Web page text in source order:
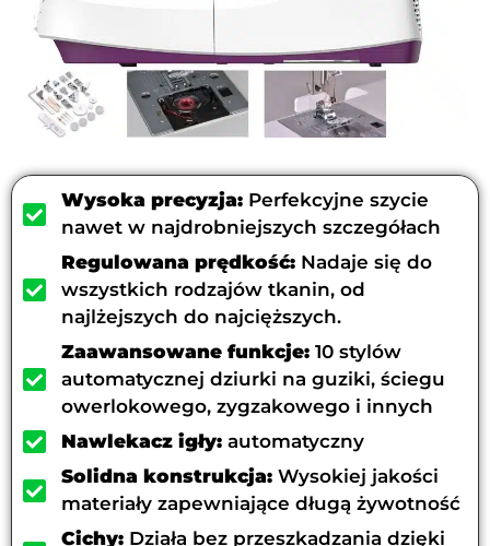
Wysoka precyzja: Perfekcyjne szycie
nawet w najdrobniejszych szczegółach
Regulowana prędkość: Nadaje się do
wszystkich rodzajów tkanin, od
najlżejszych do najcięższych.
Zaawansowane funkcje: 10 stylów
automatycznej dziurki na guziki, ściegu
owerlokowego, zygzakowego i innych
Nawlekacz igły: automatyczny
Solidna konstrukcja: Wysokiej jakości
materiały zapewniające długą żywotność
Cichy: Działa bez przeszkadzania dzięki